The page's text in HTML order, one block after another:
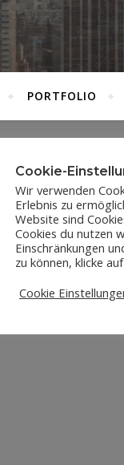
PORTFOLIO
Cookie-
Wir verwenden
Erlebnis zu
Website sind
Cookies du nutzen
Einschränkungen
zu können, klicke
Cookie